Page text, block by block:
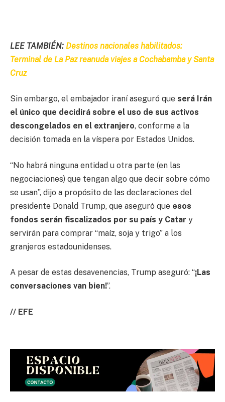
LEE TAMBIÉN: Destinos nacionales habilitados:
Terminal de La Paz reanuda viajes a Cochabamba y Santa
Cruz
Sin embargo, el embajador iraní aseguró que será Irán
el único que decidirá sobre el uso de sus activos
descongelados en el extranjero, conforme a la
decisión tomada en la víspera por Estados Unidos.
“No habrá ninguna entidad u otra parte (en las
negociaciones) que tengan algo que decir sobre cómo
se usan”, dijo a propósito de las declaraciones del
presidente Donald Trump, que aseguró que esos
fondos serán fiscalizados por su país y Catar y
servirán para comprar “maíz, soja y trigo” a los
granjeros estadounidenses.
A pesar de estas desavenencias, Trump aseguró: “¡Las
conversaciones van bien!”.
// EFE